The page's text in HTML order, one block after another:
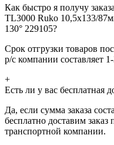
Как быстро я получу
TL3000 Ruko 10,5x133/
130° 229105?
Срок отгрузки товаров
р/с компании составляет
+
Есть ли у вас бесплатная
Да, если сумма заказа
бесплатно доставим
транспортной компании.